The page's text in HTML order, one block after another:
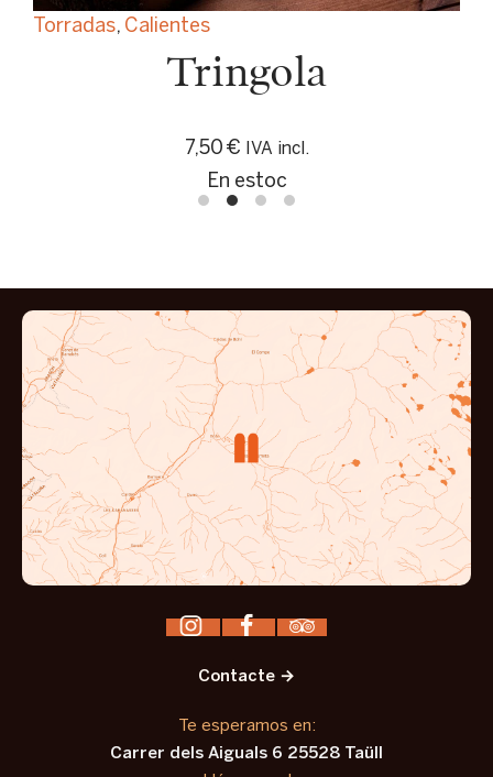
Torradas, Calientes
Tringola
7,50 € IVA incl.
En estoc
Contacte →
Te esperamos en:
Carrer dels Aiguals 6 25528 Taüll